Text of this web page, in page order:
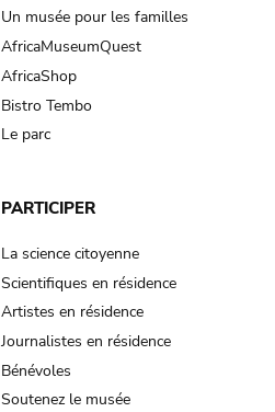
Un musée pour les familles
AfricaMuseumQuest
AfricaShop
Bistro Tembo
Le parc
PARTICIPER
La science citoyenne
Scientifiques en résidence
Artistes en résidence
Journalistes en résidence
Bénévoles
Soutenez le musée